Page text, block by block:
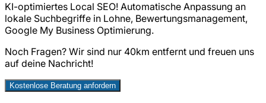
KI-optimiertes Local SEO! Automatische Anpassung an
lokale Suchbegriffe in Lohne, Bewertungsmanagement,
Google My Business Optimierung.
Noch Fragen? Wir sind nur 40km entfernt und freuen uns
auf deine Nachricht!
Kostenlose Beratung anfordern